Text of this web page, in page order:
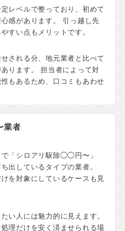
レベルで整っており、初めて
感があります。 引っ越し先
すい点もメリットです。
される分、地元業者と比べて
ります。 担当者によって対
もあるため、口コミもあわせ
業者
「シロアリ駆除◯◯円〜」
出しているタイプの業者。
を対象にしているケースも見
い人には魅力的に見えます。
理だけを安く済ませられる場